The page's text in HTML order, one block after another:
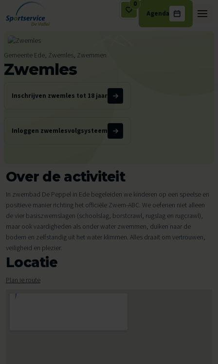
Ga naar de inhoud
0
Agenda
Gemeente Ede, Zwemles, Zwemmen
Zwemles
Inschrijven zwemles tot 18 jaar
Inloggen zwemlesvolgsysteem
Over de activiteit
In zwembad De Peppel in Ede begeleiden we kinderen op een speelse en
positieve manier richting het officiële Zwem-ABC. We oefenen niet alleen
de vier basiszwemslagen (schoolslag, borstcrawl, rugslag en rugcrawl),
maar ook vaardigheden als onder water zwemmen, duiken naar de
bodem en zelfstandig uit het water klimmen. Alles draait om vertrouwen,
veiligheid en plezier.
Locatie
Plan je route